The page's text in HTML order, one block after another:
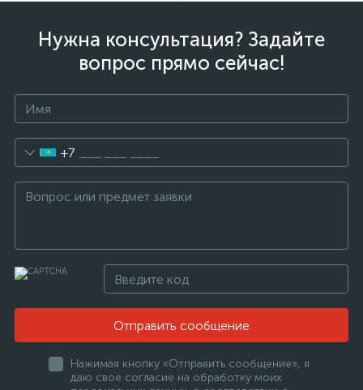
Нужна консультация? Задайте
вопрос прямо сейчас!
+7
Отправить сообщение
Нажимая кнопку «Отправить сообщение», я
даю свое согласие на обработку моих